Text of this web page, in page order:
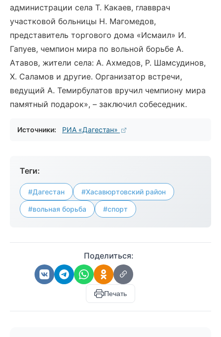
администрации села Т. Какаев, главврач
участковой больницы Н. Магомедов,
представитель торгового дома «Исмаил» И.
Гапуев, чемпион мира по вольной борьбе А.
Атавов, жители села: А. Ахмедов, Р. Шамсудинов,
Х. Саламов и другие. Организатор встречи,
ведущий А. Темирбулатов вручил чемпиону мира
памятный подарок», – заключил собеседник.
Источники: РИА «Дагестан»
Теги:
#Дагестан #Хасавюртовский район
#вольная борьба #спорт
Поделиться:
Печать